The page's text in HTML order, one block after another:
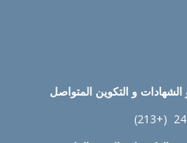
الشهادات و التكوين المتواصل